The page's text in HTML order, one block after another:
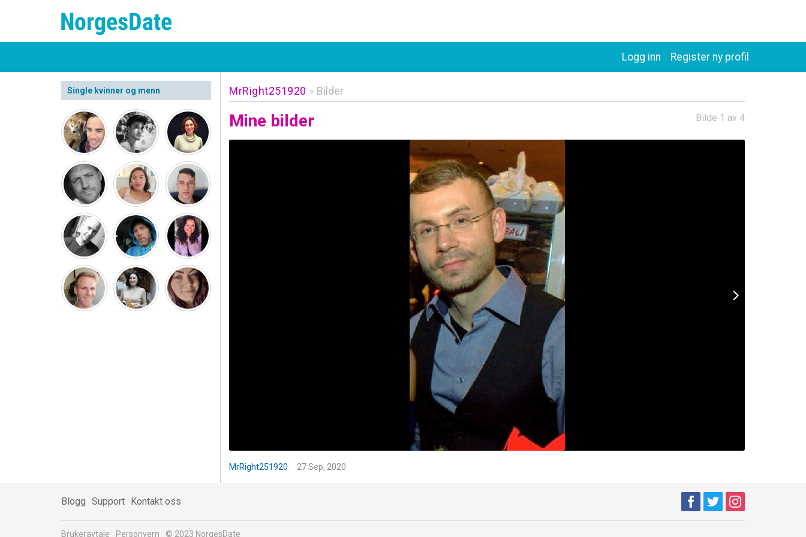
Register ny profil
Logg inn
Single kvinner og menn MrRight251920 » Bilder
Mine bilder Bilde 1 av 4
MrRight251920 27 Sep, 2020
Blogg Support Kontakt oss
Brukeravtale Personvern © 2023 NorgesDate